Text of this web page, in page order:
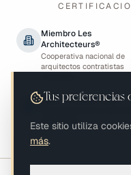
Miembro Les
Architecteurs®
Cooperativa nacional de
arquitectos contratistas
Best of Houzz 2023
del cliente
Tus preferencias
Este sitio utiliza
más.